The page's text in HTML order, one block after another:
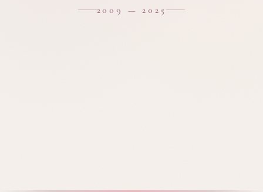
2009 — 2025